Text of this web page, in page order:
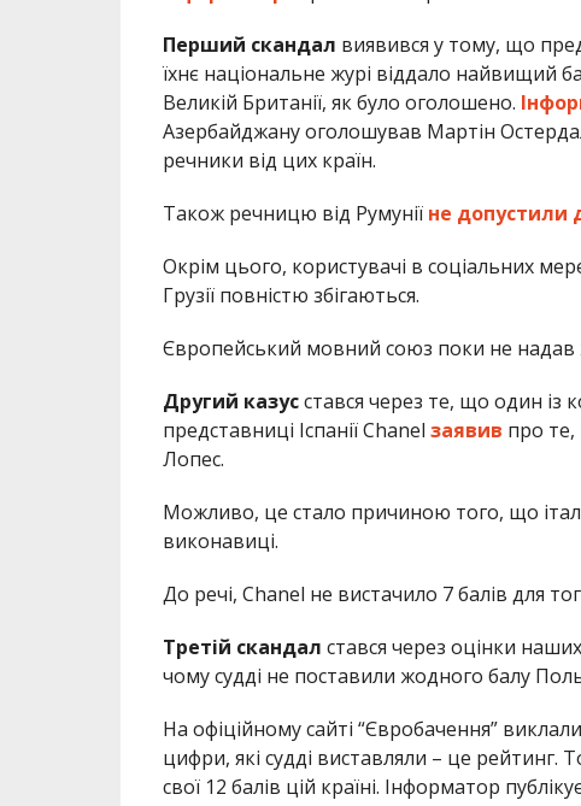
Перший скандал виявився у тому, що
їхнє національне журі віддало найвищий
Великій Британії, як було оголошено.
Азербайджану оголошував Мартін
речники від цих країн.
Також речницю від Румунії не допустили
Окрім цього, користувачі в соціальних
Грузії повністю збігаються.
Європейський мовний союз поки не
Другий казусстався через те, що один із
представниці Іспанії Chanel заявив про
Лопес.
Можливо, це стало причиною того, що
виконавиці.
До речі, Chanel не вистачило 7 балів для
Третій скандал стався через оцінки наших
чому судді не поставили жодного балу
На офіційному сайті “Євробачення”
цифри, які судді виставляли – це
свої 12 балів цій країні. Інформатор